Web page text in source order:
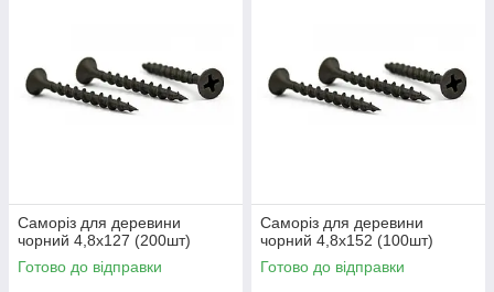
Саморіз для деревини
чорний 4,8х127 (200шт)
Готово до відправки
Саморіз для деревини
чорний 4,8х152 (100шт)
Готово до відправки